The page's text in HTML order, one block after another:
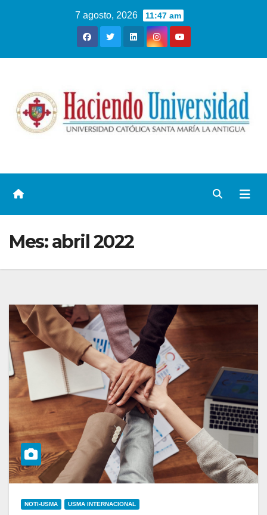
7 agosto, 2026 11:47 am
Mes:abril 2022
NOTI-USMA USMA INTERNACIONAL